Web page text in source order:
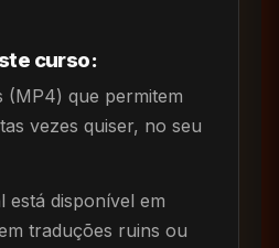
curso:
(MP4) que permitem
vezes quiser, no seu
está disponível em
traduções ruins ou